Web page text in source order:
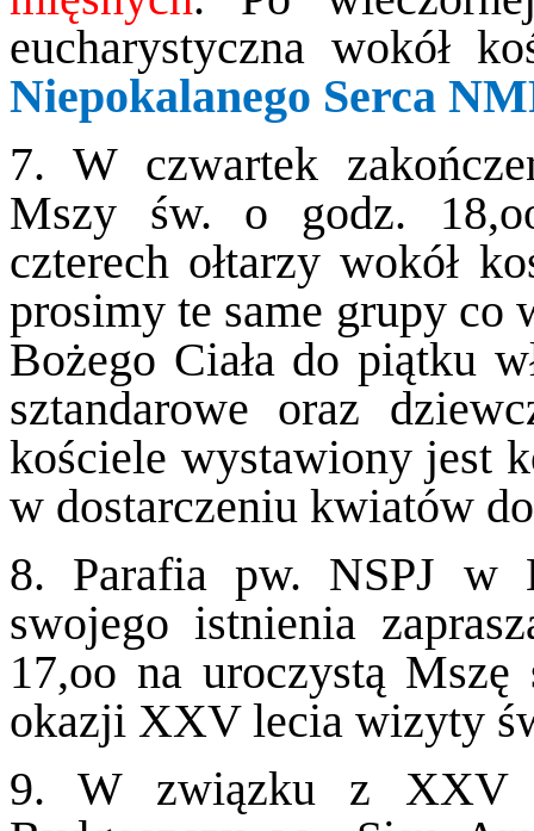
eucharystyczna wokół
Niepokalanego Serca
7. W czwartek
Mszy św. o godz.
czterech ołtarzy wokół
prosimy te same grupy co
Bożego Ciała do piątku
sztandarowe oraz
kościele wystawiony jest
w dostarczeniu kwiatów
8. Parafia pw. NSPJ w
swojego istnienia
17,oo na uroczystą
okazji XXV lecia wizyty
9. W związku z XXV